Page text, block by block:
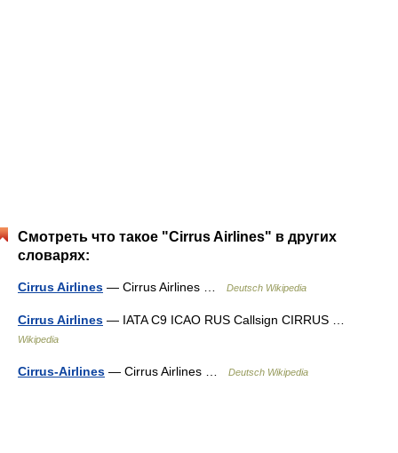
Смотреть что такое "Cirrus Airlines" в других
словарях:
Cirrus Airlines — Cirrus Airlines … Deutsch Wikipedia
Cirrus Airlines — IATA C9 ICAO RUS Callsign CIRRUS …
Wikipedia
Cirrus-Airlines — Cirrus Airlines … Deutsch Wikipedia